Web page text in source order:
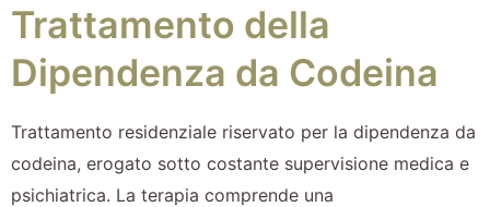
Trattamento della
Dipendenza da Codeina
Trattamento residenziale riservato per la dipendenza da
codeina, erogato sotto costante supervisione medica e
psichiatrica. La terapia comprende una